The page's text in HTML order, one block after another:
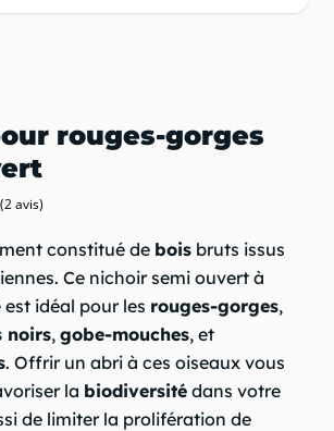
rouges-gorges
(2 avis)
constitué de bois bruts issus
Ce nichoir semi ouvert à
idéal pour les rouges-gorges,
noirs, gobe-mouches, et
. Offrir un abri à ces oiseaux vous
la biodiversité dans votre
de limiter la prolifération de